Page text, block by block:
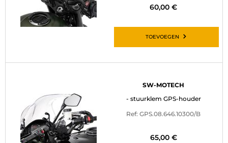
60,00 €
TOEVOEGEN
SW-MOTECH
- stuurklem GPS-houder
Ref: GPS.08.646.10300/B
65,00 €